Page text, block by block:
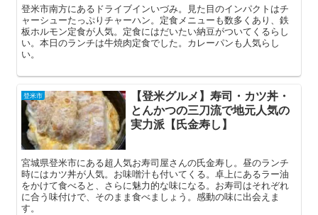
登米市南方にあるドライブインいづみ。見た目のインパクトはチ
ャーシューたっぷりチャーハン。定食メニューも数多くあり、鉄
板ホルモン定食が人気。定食にはだいたい納豆がついてくるらし
い。本日のランチは牛焼肉定食でした。カレーパンも人気らし
い。
登米市
【登米グルメ】寿司・カツ丼・
とんかつの三刀流で地元人気の
実力派【氏金寿し】
宮城県登米市にある超人気お寿司屋さんの氏金寿し。昼のランチ
時にはカツ丼が人気。お味噌汁も付いてくる。卓上にあるラー油
をかけて食べると、さらに魅力的な味になる。お寿司はそれぞれ
に合う味付けで、そのまま食べましょう。感動の味に出会えま
す。